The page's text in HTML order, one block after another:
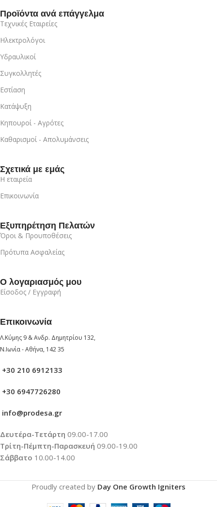
Προϊόντα ανά επάγγελμα
Τεχνικές Εταιρείες
Ηλεκτρολόγοι
Υδραυλικοί
Συγκολλητές
Εστίαση
Κατάψυξη
Κηπουροί - Αγρότες
Καθαρισμοί - Απολυμάνσεις
Σχετικά με εμάς
Η εταιρεία
Επικοινωνία
Εξυπηρέτηση Πελατών
Όροι & Προυποθέσεις
Πρότυπα Ασφαλείας
Ο λογαριασμός μου
Είσοδος / Εγγραφή
Επικοινωνία
Λ.Κύμης 9 & Ανδρ. Δημητρίου 132,
Ν.Ιωνία - Αθήνα, 142 35
+30 210 6912133
+30 6947726280
info@prodesa.gr
Δευτέρα-Τετάρτη 09.00-17.00
Τρίτη-Πέμπτη-Παρασκευή 09.00-19.00
Σάββατο 10.00-14.00
Proudly created by Day One Growth Igniters